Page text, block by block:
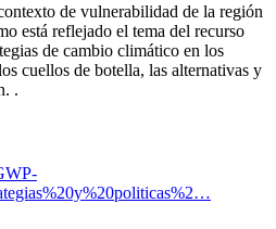
de vulnerabilidad de la región
está reflejado el tema del recurso
de cambio climático en los
cuellos de botella, las alternativas y
.